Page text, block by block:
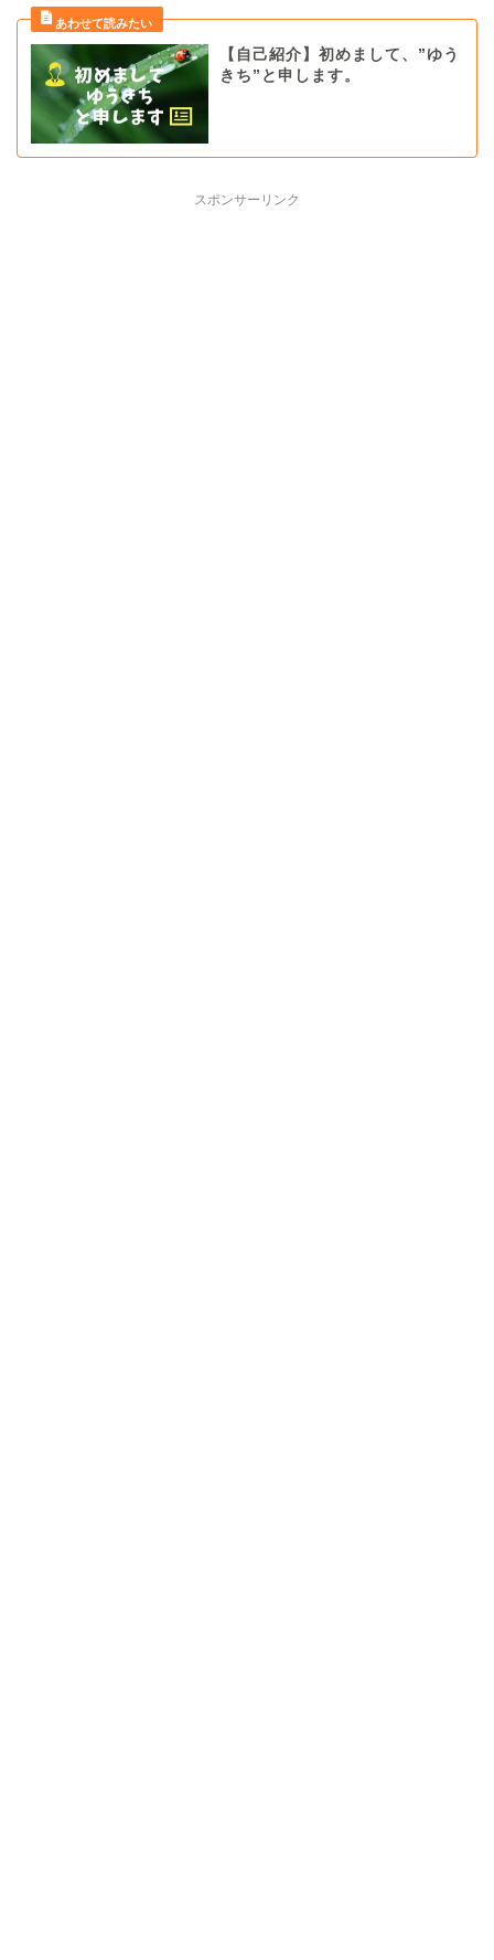
【自己紹介】初めまして、”ゆう
きち”と申します。
スポンサーリンク